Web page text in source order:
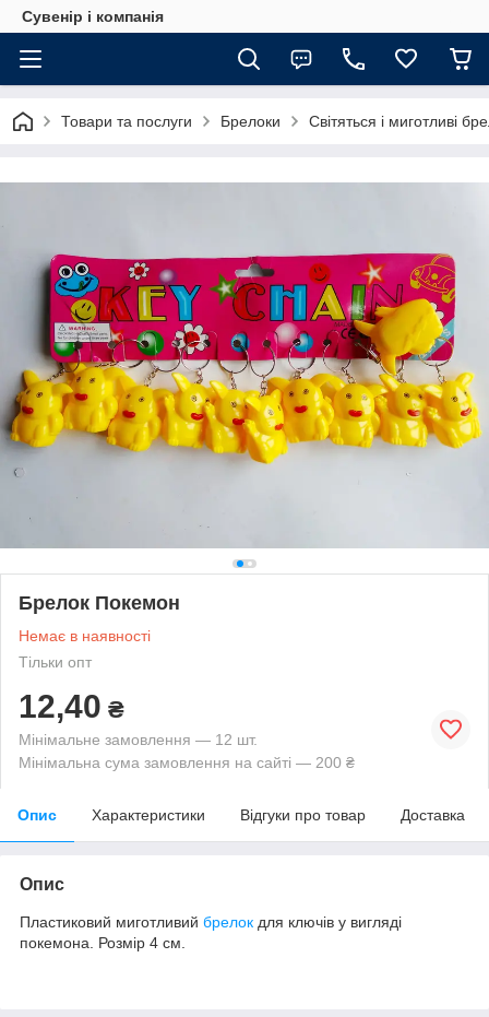
Сувенір і компанія
Товари та послуги Брелоки Світяться і миготливі
Брелок Покемон
Немає в наявності
Тільки опт
12,40 ₴
Мінімальне замовлення — 12 шт.
Мінімальна сума замовлення на сайті — 200 ₴
Опис Характеристики Відгуки про товар Доставка
Опис
Пластиковий миготливий брелок для ключів у вигляді
покемона. Розмір 4 см.